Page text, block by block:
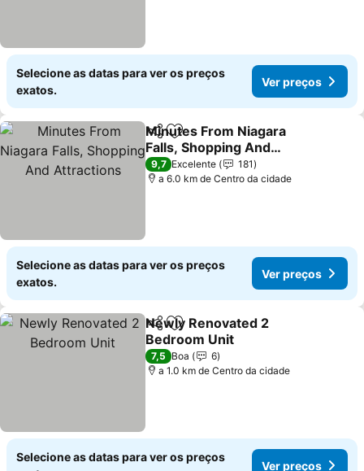
Selecione as datas para ver os preços
exatos.
Ver preços
PartilharAdicionar aos favoritos
Minutes From Niagara
Falls, Shopping And
Attractions
Ver preços
9,7 Excelente
181
a 6.0 km de Centro da cidade
Selecione as datas para ver os preços
exatos.
Ver preços
PartilharAdicionar aos favoritos
Newly Renovated 2
Bedroom Unit
Ver preços
7,5 Boa
6
a 1.0 km de Centro da cidade
Selecione as datas para ver os preços
Ver preços